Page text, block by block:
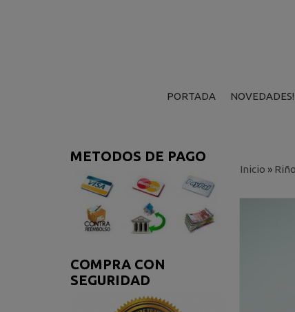
PORTADA NOVEDADES!
METODOS DE PAGO
COMPRA CON
SEGURIDAD
Inicio »